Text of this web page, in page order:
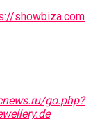
showbiza.com
go.php?